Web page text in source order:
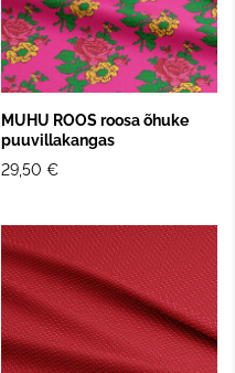
MUHU ROOS roosa õhuke
puuvillakangas
29,50 €